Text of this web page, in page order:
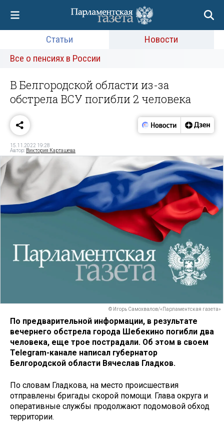
Статьи
Новости
Все о пенсиях в России
В Белгородской области из-за
обстрела ВСУ погибли 2 человека
15.11.2022 19:28
Автор: Виктория Карташева
© Игорь Самохвалов/«Парламентская газета»
По предварительной информации, в результате
вечернего обстрела города Шебекино погибли два
человека, еще трое пострадали. Об этом в своем
Telegram-канале написал губернатор
Белгородской области Вячеслав Гладков.
По словам Гладкова, на место происшествия
отправлены бригады скорой помощи. Глава округа и
оперативные службы продолжают подомовой обход
территории.